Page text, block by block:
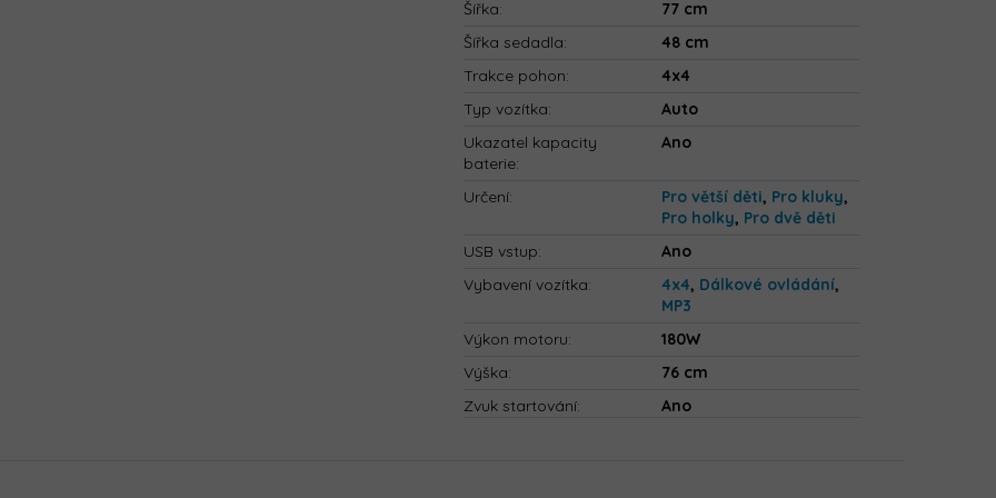
Šířka:
77 cm
Šířka sedadla:
48 cm
Trakce pohon:
4x4
Typ vozítka:
Auto
Ukazatel kapacity
baterie:
Ano
Určení: Pro větší děti, Pro kluky,
Pro holky, Pro dvě děti
USB vstup:
Ano
Vybavení vozítka: 4x4, Dálkové ovládání,
MP3
Výkon motoru:
180W
Výška:
76 cm
Zvuk startování: Ano